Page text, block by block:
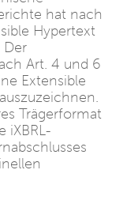
hat nach
Hypertext
Der
Art. 4 und 6
Extensible
Trägerformat
iXBRL-